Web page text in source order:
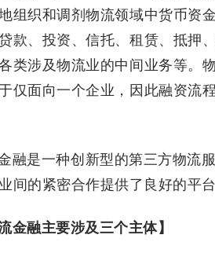
组织和调剂物流领域中货币资
款、投资、信托、租赁、抵押
类涉及物流业的中间业务等。
仅面向一个企业，因此融资流
融是一种创新型的第三方物流
间的紧密合作提供了良好的平台
金融主要涉及三个主体】